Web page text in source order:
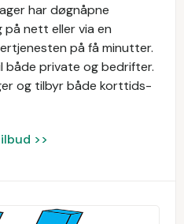
har døgnåpne
på nett eller via en
på få minutter.
både private og bedrifter.
og tilbyr både korttids-
>>